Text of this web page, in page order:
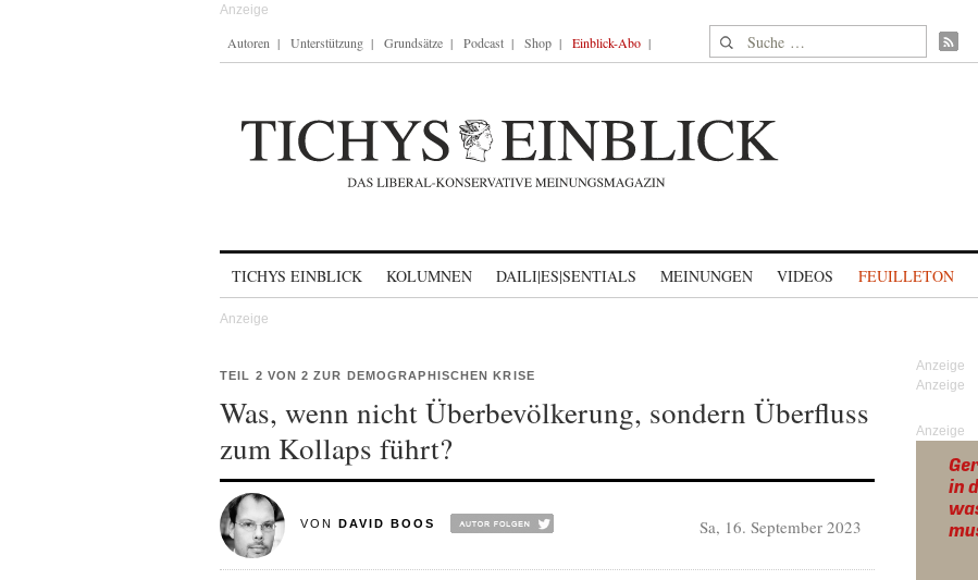
Autoren Unterstützung Grundsätze Podcast Shop Einblick-Abo Suche nach:
TICHYS EINBLICK KOLUMNEN DAILI|ES|SENTIALS MEINUNGEN VIDEOS FEUILLETON
TEIL 2 VON 2 ZUR DEMOGRAPHISCHEN KRISE
Was, wenn nicht Überbevölkerung, sondern Überfluss
zum Kollaps führt?
VON DAVID BOOS Sa, 16. September 2023
Anzeige